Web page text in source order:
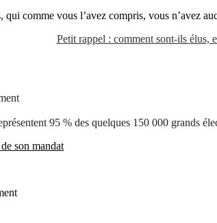
comme vous l’avez compris, vous n’avez
Petit rappel : comment sont-ils élus,
95 % des quelques 150 000 grands
son mandat